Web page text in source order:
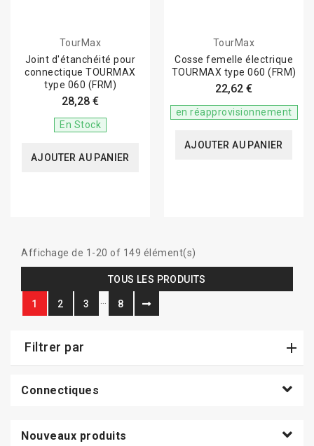
TourMax
Joint d'étanchéité pour
connectique TOURMAX
type 060 (FRM)
28,28 €
En Stock
AJOUTER AU PANIER
TourMax
Cosse femelle électrique
TOURMAX type 060 (FRM)
22,62 €
en réapprovisionnement
AJOUTER AU PANIER
Affichage de 1-20 of 149 élément(s)
TOUS LES PRODUITS
1 2 3 8
Filtrer par
Connectiques
Nouveaux produits